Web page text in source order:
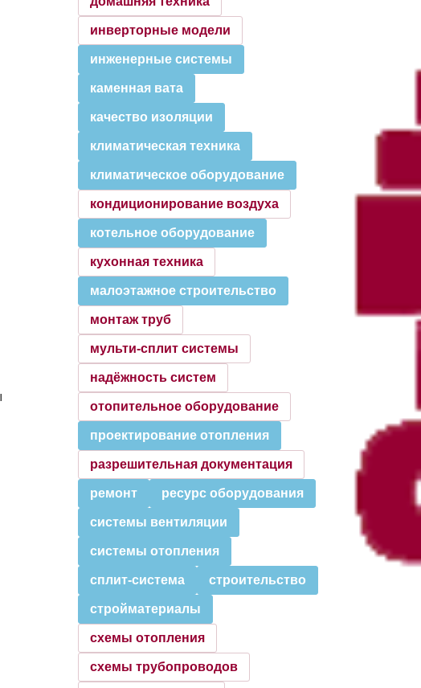
инверторные модели
инженерные системы
каменная вата
качество изоляции
климатическая техника
климатическое оборудование
кондиционирование воздуха
котельное оборудование
кухонная техника
малоэтажное строительство
монтаж труб
мульти-сплит системы
надёжность систем
отопительное оборудование
проектирование отопления
разрешительная документация
ремонт ресурс оборудования
системы вентиляции
системы отопления
сплит-система строительство
стройматериалы
схемы отопления
схемы трубопроводов